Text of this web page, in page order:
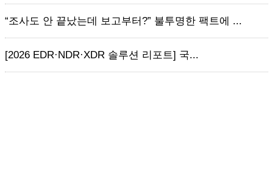
“조사도 안 끝났는데 보고부터?” 불투명한 팩트에 ...
[2026 EDR·NDR·XDR 솔루션 리포트] 국...